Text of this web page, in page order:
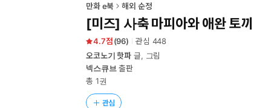
만화 e북
해외 순정
[미즈] 사축 마피아와 애완 토끼
4.7 (96) 관심 448
오코노기 핫파 글, 그림
넥스큐브 출판
총 1권
관심